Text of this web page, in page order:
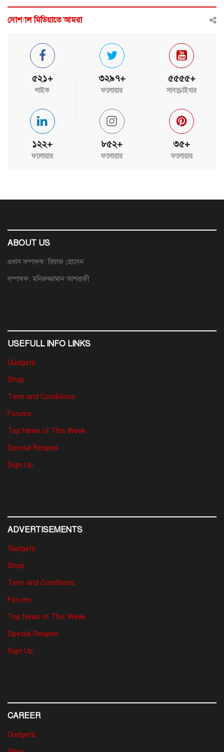
সোশ্যাল মিডিয়াতে আমরা
৫২১+
লাইক
৩২৯৭+
ফলোয়ার
৫৫৫৫+
সাবস্ক্রাইবার
১২২+
ফলোয়ার
৮৫২+
ফলোয়ার
৩৫+
ফলোয়ার
ABOUT US
প্রধান সম্পাদক: রিয়াজ হোসেন
সম্পাদক: মনিরুজ্জামান আশরাফী
USEFULL INFO LINKS
Gadgets
Shop
Term and Conditions
Forums
Top News of This Week
Special Recipes
Sign Up
ADVERTISEMENTS
Gadgets
Shop
Term and Conditions
Forums
Top News of This Week
Special Recipes
Sign Up
CAREER
Gadgets